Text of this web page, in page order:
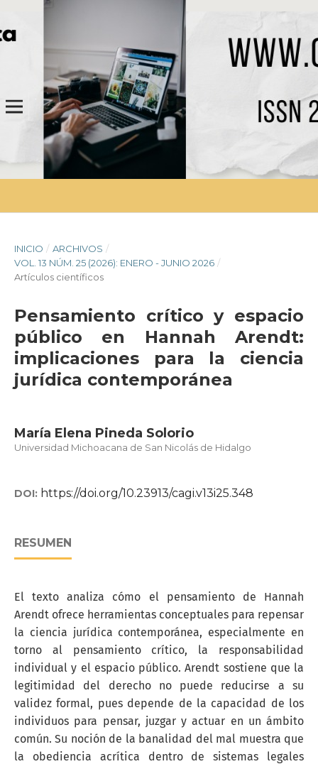
INICIO / ARCHIVOS /
VOL. 13 NÚM. 25 (2026): ENERO - JUNIO 2026 /
Artículos científicos
Pensamiento crítico y espacio
público en Hannah Arendt:
implicaciones para la ciencia
jurídica contemporánea
María Elena Pineda Solorio
Universidad Michoacana de San Nicolás de Hidalgo
DOI: https://doi.org/10.23913/cagi.v13i25.348
RESUMEN
El texto analiza cómo el pensamiento de Hannah
Arendt ofrece herramientas conceptuales para repensar
la ciencia jurídica contemporánea, especialmente en
torno al pensamiento crítico, la responsabilidad
individual y el espacio público. Arendt sostiene que la
legitimidad del derecho no puede reducirse a su
validez formal, pues depende de la capacidad de los
individuos para pensar, juzgar y actuar en un ámbito
común. Su noción de la banalidad del mal muestra que
la obediencia acrítica dentro de sistemas legales